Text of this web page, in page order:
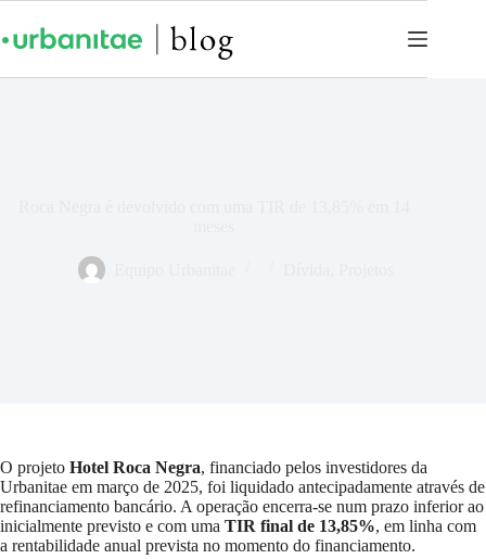
O projeto Hotel Roca Negra, financiado pelos investidores da
Urbanitae em março de 2025, foi liquidado antecipadamente através de
refinanciamento bancário. A operação encerra-se num prazo inferior ao
inicialmente previsto e com uma TIR final de 13,85%, em linha com
a rentabilidade anual prevista no momento do financiamento.